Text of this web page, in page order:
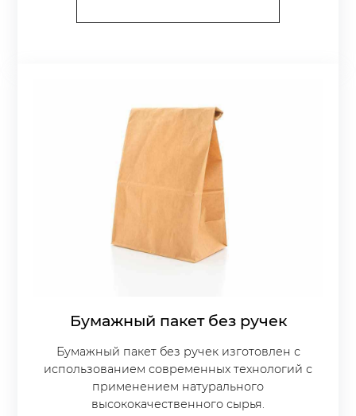
Бумажный пакет без ручек
Бумажный пакет без ручек изготовлен с
использованием современных технологий с
применением натурального
высококачественного сырья.